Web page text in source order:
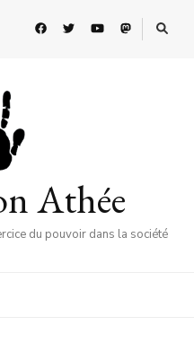
Athée
du pouvoir dans la société